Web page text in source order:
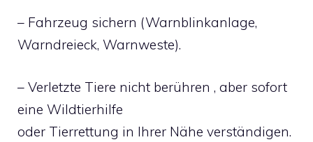
– Fahrzeug sichern (Warnblinkanlage,
Warndreieck, Warnweste).
– Verletzte Tiere nicht berühren , aber sofort
eine Wildtierhilfe
oder Tierrettung in Ihrer Nähe verständigen.